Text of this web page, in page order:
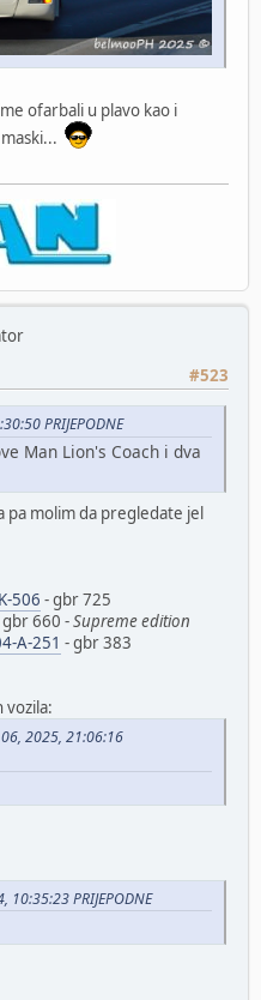
ofarbali u plavo kao i
#523
PRIJEPODNE
Man Lion's Coach i dva
pa molim da pregledate jel
506 - gbr 725
gbr 660 -Supreme edition
A-251 - gbr 383
vozila:
2025, 21:06:16
PRIJEPODNE